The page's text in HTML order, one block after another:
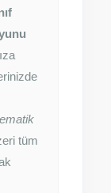
tüm